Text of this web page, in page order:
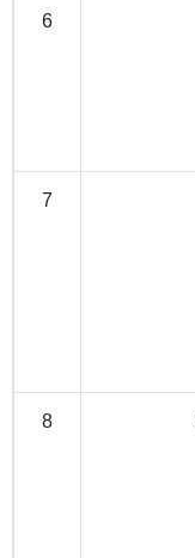
6
7
8